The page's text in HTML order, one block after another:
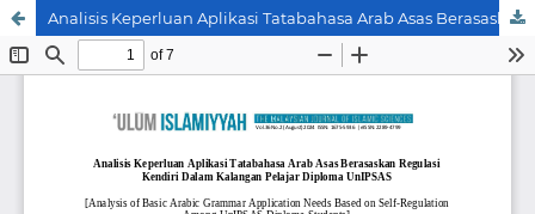
Analisis Keperluan Aplikasi Tatabahasa Arab Asas Berasaskan Regulasi Kendiri Dalam Kalangan Pelajar Diploma UnIPSAS